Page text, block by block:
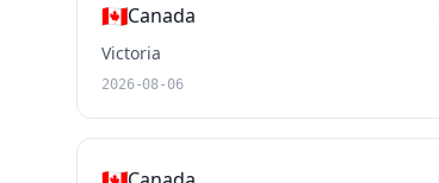
🇨🇦Canada
Victoria
2026-08-06